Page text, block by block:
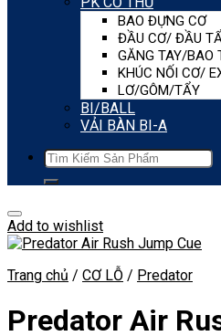
BAO ĐỰNG CƠ
ĐẦU CƠ/ ĐẦU
GĂNG TAY/BAO
KHÚC NỐI CƠ/
LƠ/GÔM/TẨY
BI/BALL
VẢI BÀN BI-A
Tìm
kiếm:
Add to wishlist
Trang chủ / CƠ LỖ / Predator
Predator Air